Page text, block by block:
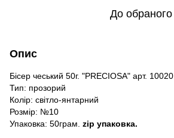
До обраного
Опис
Бісер чеський 50г. "PRECIOSA" арт. 10020
Тип: прозорий
Колір: світло-янтарний
Розмір: №10
Упаковка: 50грам. zip упаковка.